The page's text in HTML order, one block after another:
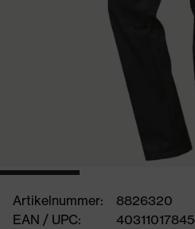
Artikelnummer:
8826320
EAN / UPC: